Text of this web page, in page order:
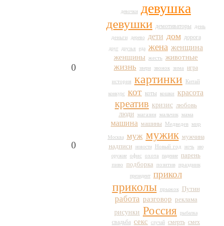
0
0
девочки девушка
девушки демотиваторы день
деньги дерево дети дом дорога
друг друзья еда жена женщина
женщины жесть животные
жизнь звери звонок зима игра
история картинки Китай
конкурс кот коты кошки красота
креатив кризис любовь
люди
магазин мальчик мама
машина машины Медведев мир
Москва муж мужик мужчина
надписи
новости Новый год ночь
ню
оружие офис охота падение парень
пиво подборка позитив праздник
президент прикол
приколы прыжок Путин
работа разговор реклама
рисунки Россия рыбалка
свадьба секс случай смерть смех